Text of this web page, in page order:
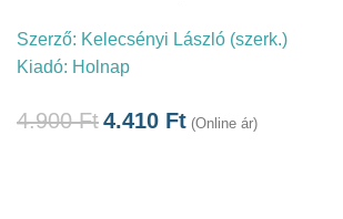
Szerző: Kelecsényi László (szerk.)
Kiadó: Holnap
4.900Ft4.410 Ft (Online ár)